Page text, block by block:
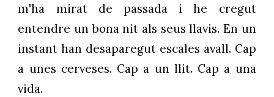
m'ha mirat de passada i he cregut
entendre un bona nit als seus llavis. En un
instant han desaparegut escales avall. Cap
a unes cerveses. Cap a un llit. Cap a una
vida.